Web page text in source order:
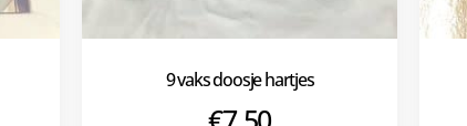
9 vaks doosje hartjes